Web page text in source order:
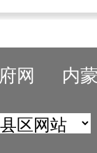
网 内